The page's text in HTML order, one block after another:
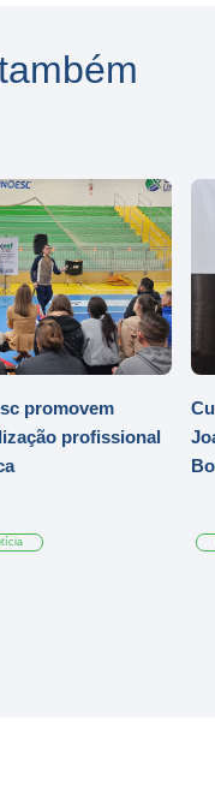
promovem
profissional